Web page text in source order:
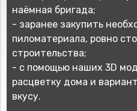
наёмная бригада;
- заранее закупить
пиломатериала, ровно
строительства;
- с помощью наших 3D
расцветку дома и
вкусу.